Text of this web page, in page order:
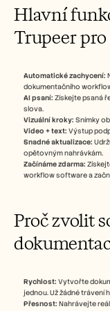
Hlavní
Trupeer
Automatické zachycení:
dokumentačního
AI psaní: Získejte psaná
slova.
Vizuální kroky: Snímky
Video + text: Výstup
Snadné aktualizace:
opětovným nahrávkám.
Začínáme zdarma:
workflow software a
Proč zvolit
Rychlost: Vytvořte
jednou. Už žádné trávení
Přesnost: Nahrávejte